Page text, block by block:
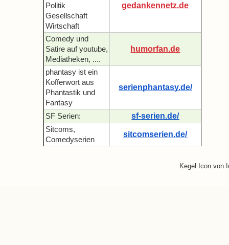
Politik
Gesellschaft
Wirtschaft
gedankennetz.de
Comedy und
Satire auf youtube,
Mediatheken, ....
humorfan.de
phantasy ist ein
Kofferwort aus
Phantastik und
Fantasy
serienphantasy.de/
SF Serien: sf-serien.de/
Sitcoms,
Comedyserien
sitcomserien.de/
Kegel Icon von